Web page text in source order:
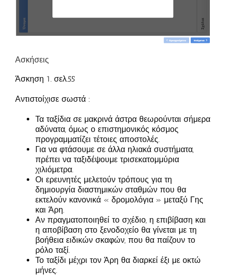
Ασκήσεις
Άσκηση 1. σελ.55
Αντιστοίχισε σωστά :
Τα ταξίδια σε μακρινά άστρα θεωρούνται σήμερα
αδύνατα, όμως ο επιστημονικός κόσμος
προγραμματίζει τέτοιες αποστολές.
Για να φτάσουμε σε άλλα ηλιακά συστήματα,
πρέπει να ταξιδέψουμε τρισεκατομμύρια
χιλιόμετρα.
Οι ερευνητές μελετούν τρόπους για τη
δημιουργία διαστημικών σταθμών που θα
εκτελούν κανονικά « δρομολόγια » μεταξύ Γης
και Άρη.
Αν πραγματοποιηθεί το σχέδιο, η επιβίβαση και
η αποβίβαση στο ξενοδοχείο θα γίνεται με τη
βοήθεια ειδικών σκαφών, που θα παίζουν το
ρόλο ταξί.
Το ταξίδι μέχρι τον Άρη θα διαρκεί έξι με οκτώ
μήνες.